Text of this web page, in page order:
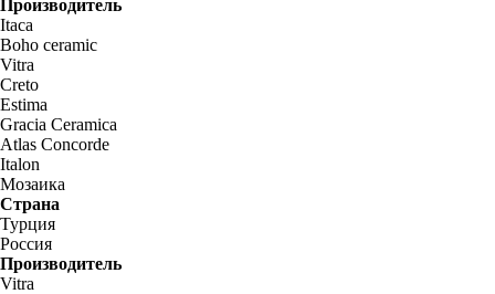
Производитель
Itaca
Boho ceramic
Vitra
Creto
Estima
Gracia Ceramica
Atlas Concorde
Italon
Мозаика
Страна
Турция
Россия
Производитель
Vitra